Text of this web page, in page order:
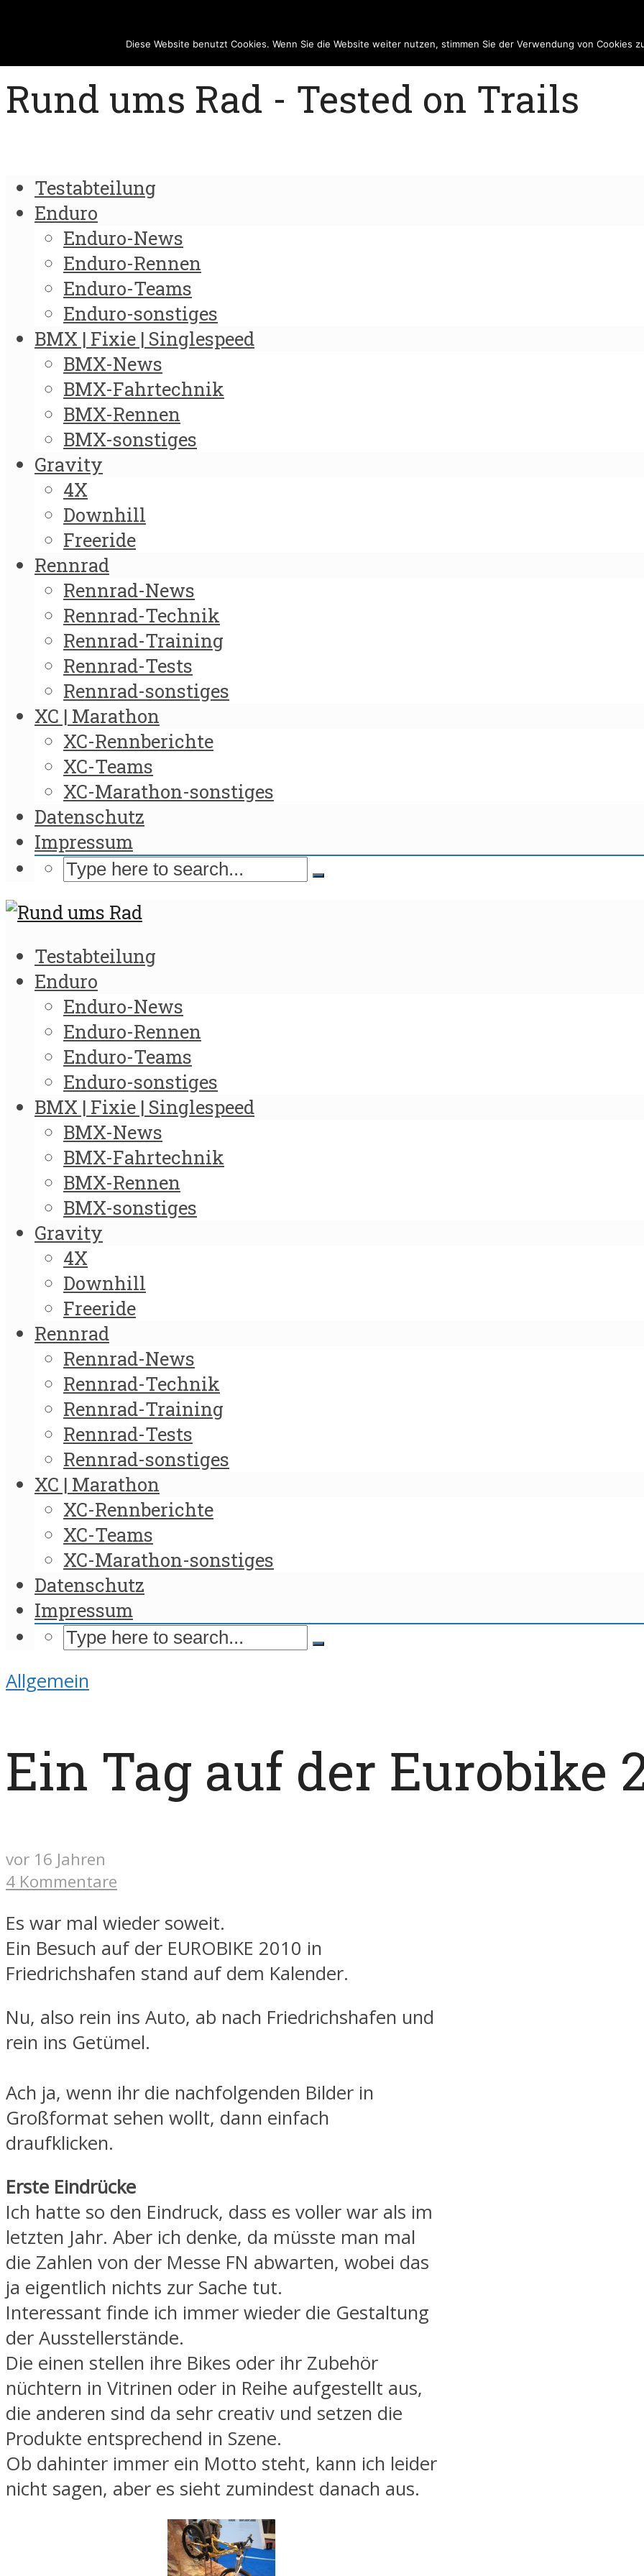
Rund ums Rad - Tested on Trails
Testabteilung
Enduro
Enduro-News
Enduro-Rennen
Enduro-Teams
Enduro-sonstiges
BMX | Fixie | Singlespeed
BMX-News
BMX-Fahrtechnik
BMX-Rennen
BMX-sonstiges
Gravity
4X
Downhill
Freeride
Rennrad
Rennrad-News
Rennrad-Technik
Rennrad-Training
Rennrad-Tests
Rennrad-sonstiges
XC | Marathon
XC-Rennberichte
XC-Teams
XC-Marathon-sonstiges
Datenschutz
Impressum
Testabteilung
Enduro
Enduro-News
Enduro-Rennen
Enduro-Teams
Enduro-sonstiges
BMX | Fixie | Singlespeed
BMX-News
BMX-Fahrtechnik
BMX-Rennen
BMX-sonstiges
Gravity
4X
Downhill
Freeride
Rennrad
Rennrad-News
Rennrad-Technik
Rennrad-Training
Rennrad-Tests
Rennrad-sonstiges
XC | Marathon
XC-Rennberichte
XC-Teams
XC-Marathon-sonstiges
Datenschutz
Impressum
Allgemein
Ein Tag auf der Eurobike
vor 16 Jahren
4 Kommentare
Es war mal wieder soweit.
Ein Besuch auf der EUROBIKE 2010 in
Friedrichshafen stand auf dem Kalender.
Nu, also rein ins Auto, ab nach Friedrichshafen und
rein ins Getümel.
Ach ja, wenn ihr die nachfolgenden Bilder in
Großformat sehen wollt, dann einfach
draufklicken.
Erste Eindrücke
Ich hatte so den Eindruck, dass es voller war als im
letzten Jahr. Aber ich denke, da müsste man mal
die Zahlen von der Messe FN abwarten, wobei das
ja eigentlich nichts zur Sache tut.
Interessant finde ich immer wieder die Gestaltung
der Ausstellerstände.
Die einen stellen ihre Bikes oder ihr Zubehör
nüchtern in Vitrinen oder in Reihe aufgestellt aus,
die anderen sind da sehr creativ und setzen die
Produkte entsprechend in Szene.
Ob dahinter immer ein Motto steht, kann ich leider
nicht sagen, aber es sieht zumindest danach aus.
Diese Website benutzt Cookies. Wenn Sie die Website weiter nutzen, stimmen Sie der Verwendung von Cookies